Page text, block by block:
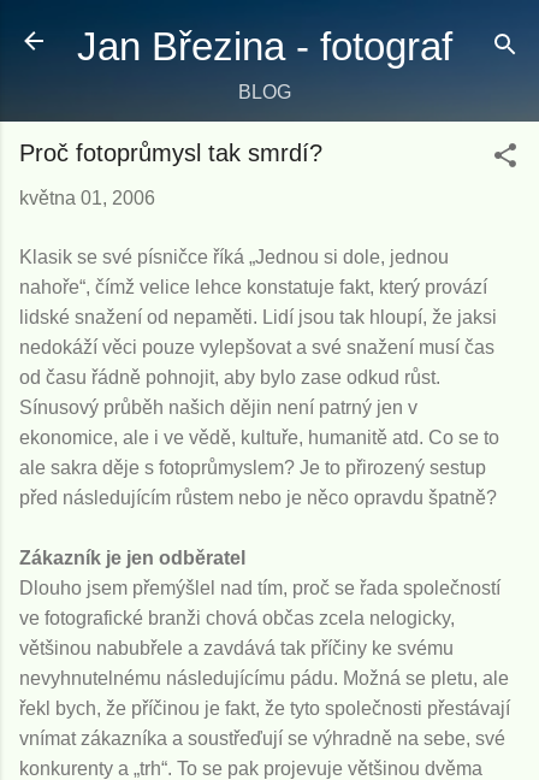
Přeskočit na hlavní obsah
Jan Březina - fotograf
BLOG
Proč fotoprůmysl tak smrdí?
května 01, 2006
Klasik se své písničce říká „Jednou si dole, jednou
nahoře“, čímž velice lehce konstatuje fakt, který provází
lidské snažení od nepaměti. Lidí jsou tak hloupí, že jaksi
nedokáží věci pouze vylepšovat a své snažení musí čas
od času řádně pohnojit, aby bylo zase odkud růst.
Sínusový průběh našich dějin není patrný jen v
ekonomice, ale i ve vědě, kultuře, humanitě atd. Co se to
ale sakra děje s fotoprůmyslem? Je to přirozený sestup
před následujícím růstem nebo je něco opravdu špatně?
Zákazník je jen odběratel
Dlouho jsem přemýšlel nad tím, proč se řada společností
ve fotografické branži chová občas zcela nelogicky,
většinou nabubřele a zavdává tak příčiny ke svému
nevyhnutelnému následujícímu pádu. Možná se pletu, ale
řekl bych, že příčinou je fakt, že tyto společnosti přestávají
vnímat zákazníka a soustřeďují se výhradně na sebe, své
konkurenty a „trh“. To se pak projevuje většinou dvěma